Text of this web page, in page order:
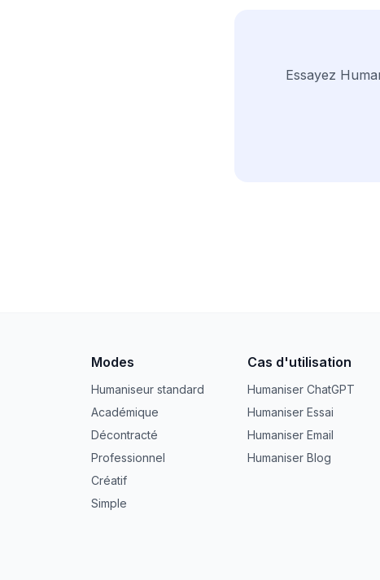
Essayez
Modes
Humaniseur standard
Académique
Décontracté
Professionnel
Créatif
Simple
Cas d'utilisation
Humaniser ChatGPT
Humaniser Essai
Humaniser Email
Humaniser Blog